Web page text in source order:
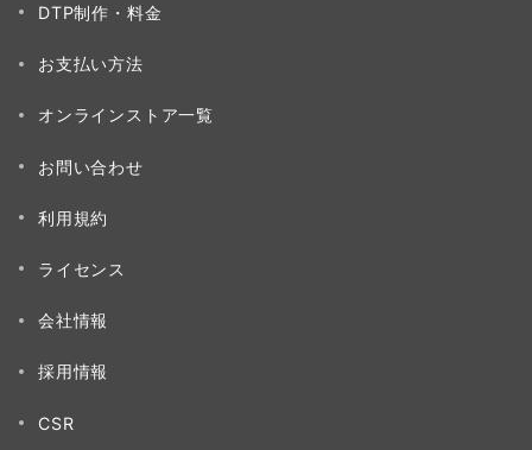
DTP制作・料金
お支払い方法
オンラインストア一覧
お問い合わせ
利用規約
ライセンス
会社情報
採用情報
CSR